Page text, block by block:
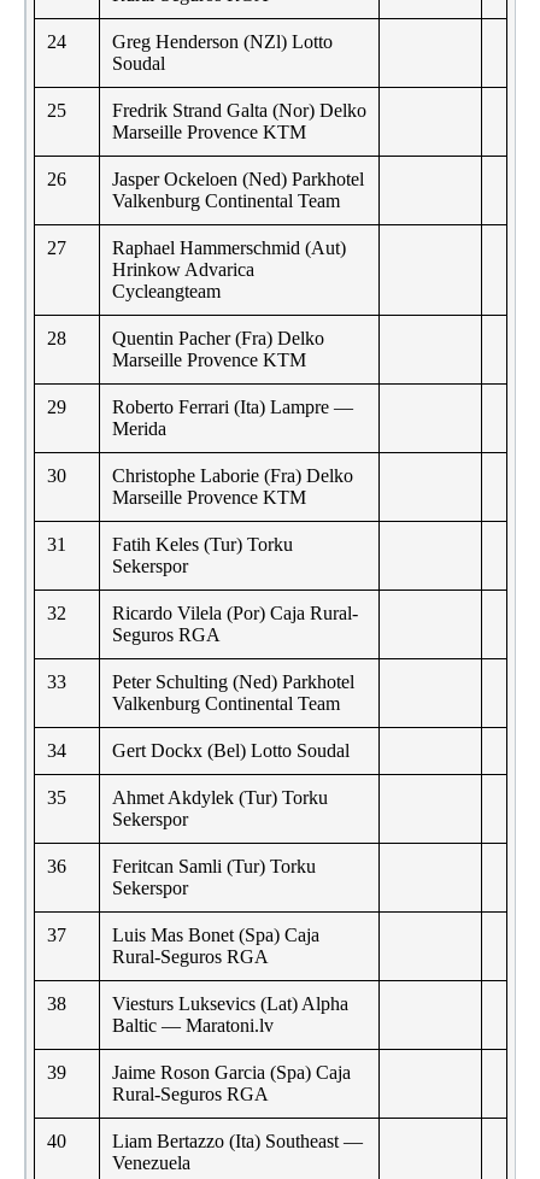
24
Greg Henderson (NZl) Lotto
Soudal
25
Fredrik Strand Galta (Nor) Delko
Marseille Provence KTM
26
Jasper Ockeloen (Ned) Parkhotel
Valkenburg Continental Team
27
Raphael Hammerschmid (Aut)
Hrinkow Advarica
Cycleangteam
28
Quentin Pacher (Fra) Delko
Marseille Provence KTM
29
Roberto Ferrari (Ita) Lampre —
Merida
30
Christophe Laborie (Fra) Delko
Marseille Provence KTM
31
Fatih Keles (Tur) Torku
Sekerspor
32
Ricardo Vilela (Por) Caja Rural-
Seguros RGA
33
Peter Schulting (Ned) Parkhotel
Valkenburg Continental Team
34 Gert Dockx (Bel) Lotto Soudal
35
Ahmet Akdylek (Tur) Torku
Sekerspor
36
Feritcan Samli (Tur) Torku
Sekerspor
37
Luis Mas Bonet (Spa) Caja
Rural-Seguros RGA
38
Viesturs Luksevics (Lat) Alpha
Baltic — Maratoni.lv
39
Jaime Roson Garcia (Spa) Caja
Rural-Seguros RGA
40
Liam Bertazzo (Ita) Southeast —
Venezuela